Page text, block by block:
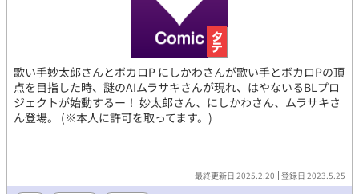
歌い手妙太郎さんとボカロP にしかわさんが歌い手とボカロPの頂
点を目指した時、謎のAIムラサキさんが現れ、はやないるBLプロ
ジェクトが始動するー！ 妙太郎さん、にしかわさん、ムラサキさ
ん登場。 (※本人に許可を取ってます。)
最終更新日 2025.2.20 登録日 2023.5.25